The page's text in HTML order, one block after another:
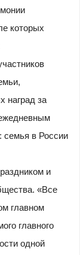
которых
наград за
семья в России
и
«Все
главном
главного
одной